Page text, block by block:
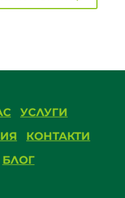
УСЛУГИ
КОНТАКТИ
БЛОГ